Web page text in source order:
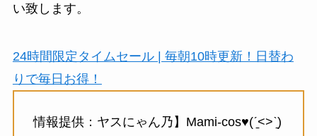
い致します。
24時間限定タイムセール | 毎朝10時更新！日替わ
りで毎日お得！
情報提供：ヤスにゃん乃】Mami-cos♥︎(ˊ̱˂˃ˋ̱)